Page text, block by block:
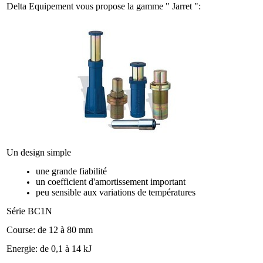
Delta Equipement vous propose la gamme " Jarret ":
Un design simple
une grande fiabilité
un coefficient d'amortissement important
peu sensible aux variations de températures
Série BC1N
Course: de 12 à 80 mm
Energie: de 0,1 à 14 kJ